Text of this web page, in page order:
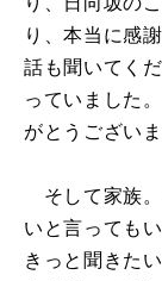
り、本当に感
話も聞いてく
っていました
がとうございま
そして家族。
いと言っても
きっと聞きた